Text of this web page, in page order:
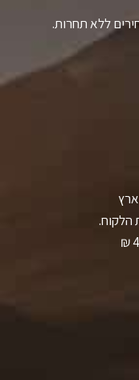
ללא תחרות.
הלקוח.